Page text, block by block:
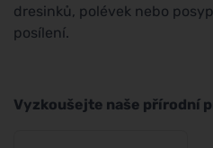
dresinků, polévek nebo
posílení.
Vyzkoušejte naše přírodní